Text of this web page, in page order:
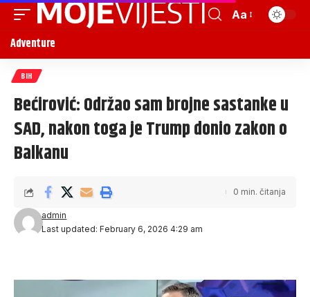
Aa
Adventure
BIH
Bećirović: Održao sam brojne sastanke u
SAD, nakon toga je Trump donio zakon o
Balkanu
Last updated: February 6, 2026 4:29 am
admin
0 min. čitanja